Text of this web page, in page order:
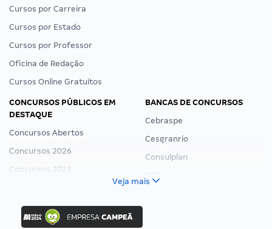
Cursos por Carreira
Cursos por Estado
Cursos por Professor
Oficina de Redação
Cursos Online Gratuitos
CONCURSOS PÚBLICOS EM
DESTAQUE
Concursos Abertos
Concursos 2026
Concursos 2025
Concurso Nacional Unificado
Concurso Ibama
Concurso MPU
BANCAS DE CONCURSOS
Cebraspe
Cesgranrio
Consulplan
Veja mais